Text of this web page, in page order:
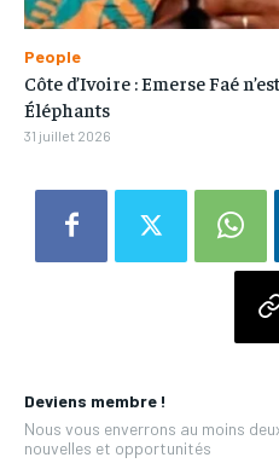
Deviens membre !
Nous vous enverrons au moins
nouvelles et opportunités
People
Côte d’Ivoire : Emerse Faé
Éléphants
31 juillet 2026